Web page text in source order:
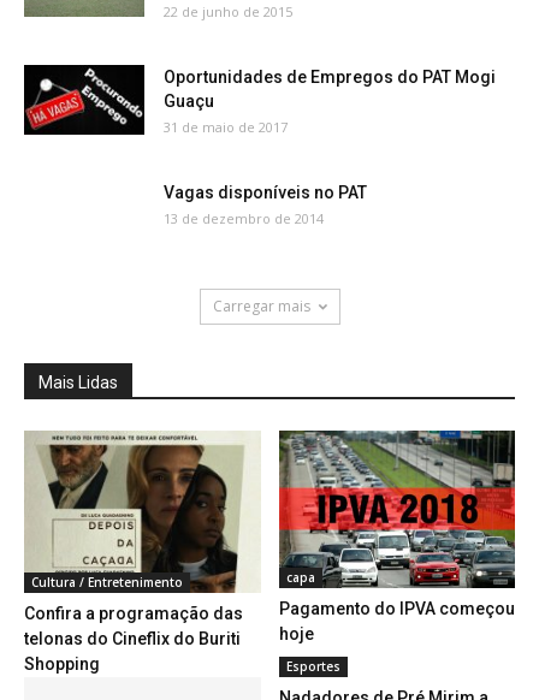
22 de junho de 2015
Oportunidades de Empregos do PAT Mogi
Guaçu
31 de maio de 2017
Vagas disponíveis no PAT
13 de dezembro de 2014
Carregar mais
Mais Lidas
Cultura / Entretenimento
Confira a programação das
telonas do Cineflix do Buriti
Shopping
capa
Pagamento do IPVA começou
hoje
Esportes